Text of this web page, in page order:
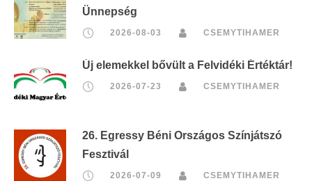
Ünnepség
2026-08-03 CSEMYTIHAMER
Új elemekkel bővült a Felvidéki Értéktár!
2026-07-23 CSEMYTIHAMER
26. Egressy Béni Országos Színjátszó
Fesztivál
2026-07-09 CSEMYTIHAMER